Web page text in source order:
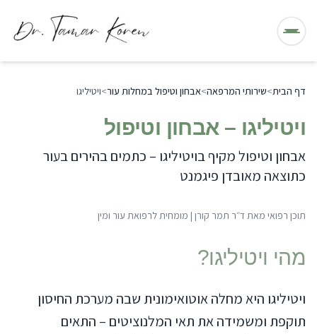
תפריט
דף הבית>שירותי המרפאה>אבחון וטיפול במחלות עור>ויטיליגו
ויטיליגו – אבחון וטיפול
אבחון וטיפול מקיף בויטיליגו – כתמים בהירים בעור
כתוצאה מאובדן פיגמנט
תוכן רפואי מאתד״ר תמר קורן | מומחית לרפואת עור ומין
מהי ויטיליגו?
ויטיליגו היא מחלה אוטואימונית שבה מערכת החיסון
תוקפת ומשמידה את תאי המלנוציטים – התאים